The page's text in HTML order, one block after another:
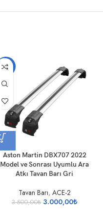
-14%
Aston Martin DBX707 2022
Model ve Sonrası Uyumlu Ara
Atkı Tavan Barı Gri
Tavan Barı, ACE-2
3.500,00₺ 3.000,00₺